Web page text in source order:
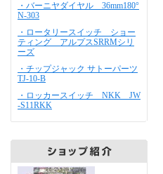
・バーニヤダイヤル 36mm180°
N-303
・ロータリースイッチ ショー
ティング アルプスSRRMシリ
ーズ
・チップジャック サトーパーツ
TJ-10-B
・ロッカースイッチ NKK JW
-S11RKK